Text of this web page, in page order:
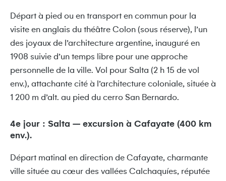
Départ à pied ou en transport en commun pour la
visite en anglais du théâtre Colon (sous réserve), l’un
des joyaux de l’architecture argentine, inauguré en
1908 suivie d’un temps libre pour une approche
personnelle de la ville. Vol pour Salta (2 h 15 de vol
env.), attachante cité à l’architecture coloniale, située à
1 200 m d’alt. au pied du cerro San Bernardo.
4e jour : Salta – excursion à Cafayate (400 km
env.).
Départ matinal en direction de Cafayate, charmante
ville située au cœur des vallées Calchaquíes, réputée